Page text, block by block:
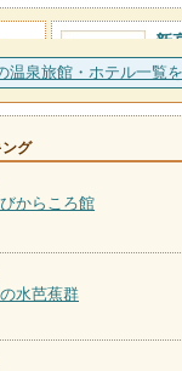
1軒
新
温泉旅館・ホテル一覧
グ
からころ館
水芭蕉群